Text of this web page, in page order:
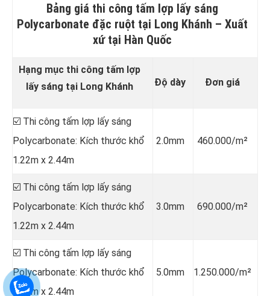
Bảng giá thi công tấm lợp lấy sáng
Polycarbonate đặc ruột tại Long Khánh – Xuất
xứ tại Hàn Quốc
Hạng mục thi công tấm lợp
lấy sáng tại Long Khánh
Độ dày Đơn giá
☑️ Thi công tấm lợp lấy sáng
Polycarbonate: Kích thước khổ
1.22m x 2.44m
2.0mm 460.000/m²
☑️ Thi công tấm lợp lấy sáng
Polycarbonate: Kích thước khổ
1.22m x 2.44m
3.0mm 690.000/m²
☑️ Thi công tấm lợp lấy sáng
Polycarbonate: Kích thước khổ
1.22m x 2.44m
5.0mm 1.250.000/m²